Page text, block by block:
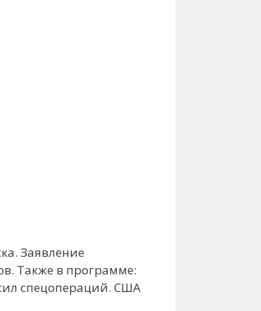
Заявление
Также в программе:
спецопераций. США